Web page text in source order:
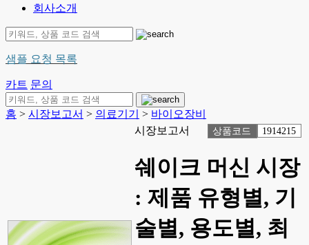
회사소개
샘플 요청 목록
카트 문의
홈 > 시장보고서 > 의료기기 > 바이오장비
시장보고서
상품코드 1914215
쉐이크 머신 시장
: 제품 유형별, 기
술별, 용도별, 최